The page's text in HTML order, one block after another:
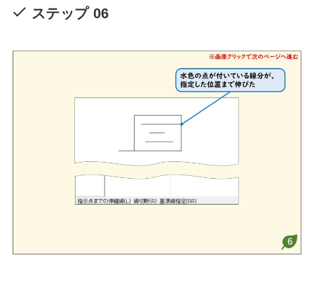
ステップ 06